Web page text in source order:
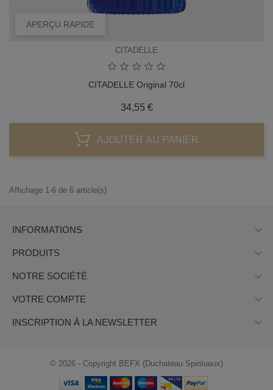
APERÇU RAPIDE
CITADELLE
CITADELLE Original 70cl
34,55 €Prix
AJOUTER AU PANIER
Affichage 1-6 de 6 article(s)
INFORMATIONS 
PRODUITS 
NOTRE SOCIÉTÉ 
VOTRE COMPTE 
INSCRIPTION À LA NEWSLETTER 
© 2026 - Copyright BEFX (Duchateau Spiritueux)